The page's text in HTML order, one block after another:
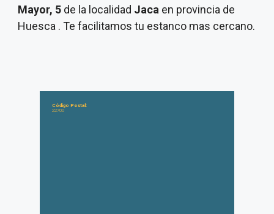
Mayor, 5 de la localidad Jaca en provincia de
Huesca . Te facilitamos tu estanco mas cercano.
Código Postal:
22700